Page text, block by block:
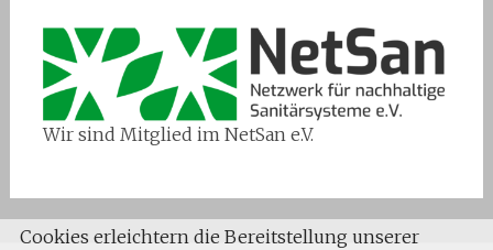
Wir sind Mitglied im NetSan e.V.
Cookies erleichtern die Bereitstellung unserer